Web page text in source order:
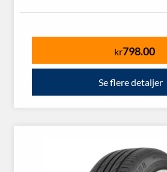
kr798.00
Se flere detaljer